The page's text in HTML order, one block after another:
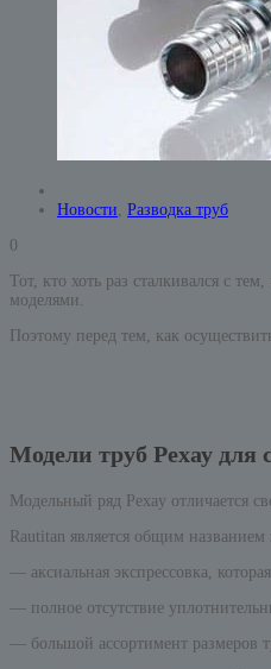
Новости, Разводка труб
0
Тот, кто хоть раз сталкивался с
моделями.
Поэтому перед тем, как
Модели труб Рехау для
Модельный ряд Pexay отличается
Rautitan является общим
— аксиальная экспрессовка,
— полное отсутствие
— большой ассортимент размеров